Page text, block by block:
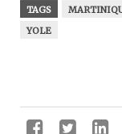
TAGS
YOLE